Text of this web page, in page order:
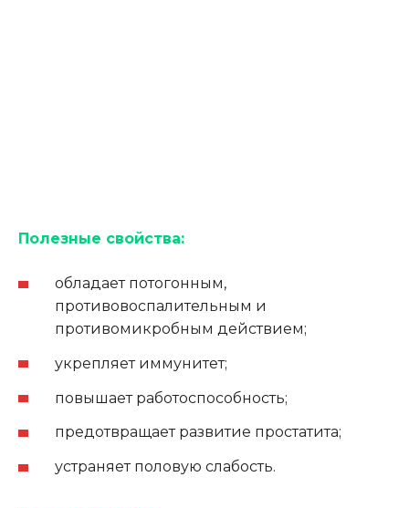
Полезные свойства:
обладает потогонным,
противовоспалительным и
противомикробным действием;
укрепляет иммунитет;
повышает работоспособность;
предотвращает развитие простатита;
устраняет половую слабость.